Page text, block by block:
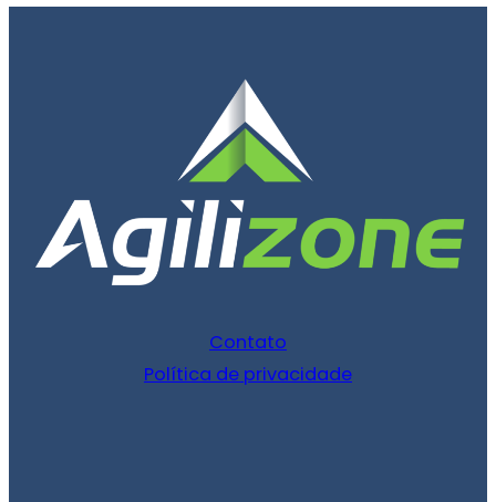
Contato
Política de privacidade